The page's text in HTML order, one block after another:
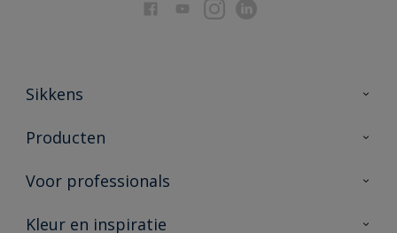
Sikkens
Over Sikkens
Duurzaamheid
Producten
Producten voor binnen
Vind je verkooppunt
Voor professionals
Advies & service
Kleur en inspiratie